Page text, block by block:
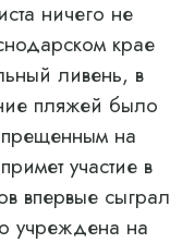
ничего не
крае
ливень, в
пляжей было
на
участие в
впервые сыграл
учреждена на